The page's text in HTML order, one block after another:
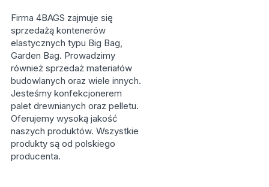
Firma 4BAGS zajmuje się
sprzedażą kontenerów
elastycznych typu Big Bag,
Garden Bag. Prowadzimy
również sprzedaż materiałów
budowlanych oraz wiele innych.
Jesteśmy konfekcjonerem
palet drewnianych oraz pelletu.
Oferujemy wysoką jakość
naszych produktów. Wszystkie
produkty są od polskiego
producenta.